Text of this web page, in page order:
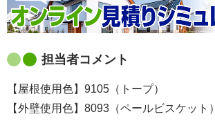
担当者コメント
【屋根使用色】9105（トープ）
【外壁使用色】8093（ペールビスケット）